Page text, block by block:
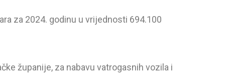
za 2024. godinu u vrijednosti 694.100
županije, za nabavu vatrogasnih vozila i